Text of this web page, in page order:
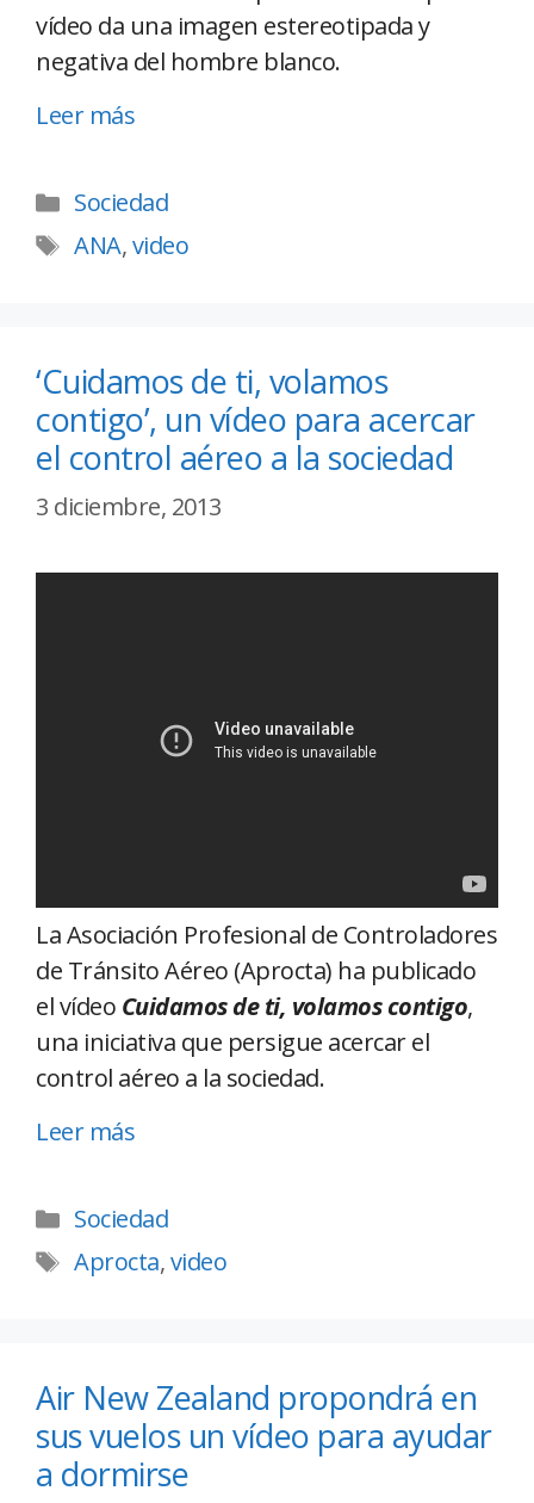
vídeo da una imagen estereotipada y
negativa del hombre blanco.
Leer más
Sociedad
ANA,video
‘Cuidamos de ti, volamos
contigo’, un vídeo para acercar
el control aéreo a la sociedad
3 diciembre, 2013
La Asociación Profesional de Controladores
de Tránsito Aéreo (Aprocta) ha publicado
el vídeo Cuidamos de ti, volamos contigo,
una iniciativa que persigue acercar el
control aéreo a la sociedad.
Leer más
Sociedad
Aprocta,video
Air New Zealand propondrá en
sus vuelos un vídeo para ayudar
a dormirse